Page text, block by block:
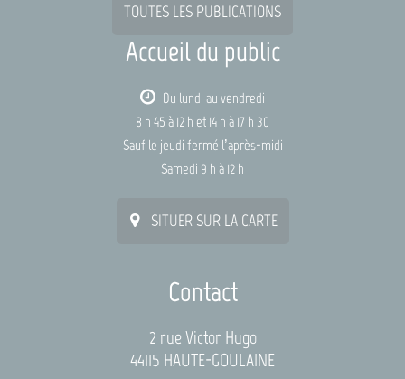
TOUTES LES PUBLICATIONS
Accueil du public
Du lundi au vendredi
8 h 45 à 12 h et 14 h à 17 h 30
Sauf le jeudi fermé l’après-midi
Samedi 9 h à 12 h
SITUER SUR LA CARTE
Contact
2 rue Victor Hugo
44115 HAUTE-GOULAINE